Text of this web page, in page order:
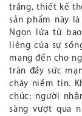
trắng, thiết kế
sản phẩm này
Ngọn lửa từ
liêng của sự
mang đến cho
tràn đầy sức
cháy niềm tin.
chúc: người
sàng vượt qua